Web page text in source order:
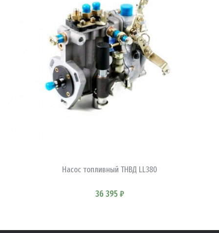
Насос топливный ТНВД LL380
36 395 ₽